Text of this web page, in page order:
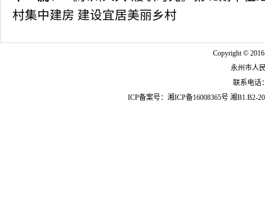
村集中建房 建设宜居美丽乡村
Copyright ©
永州市人
联系电话
ICP备案号： 湘ICP备16008365号 湘B1.B2-